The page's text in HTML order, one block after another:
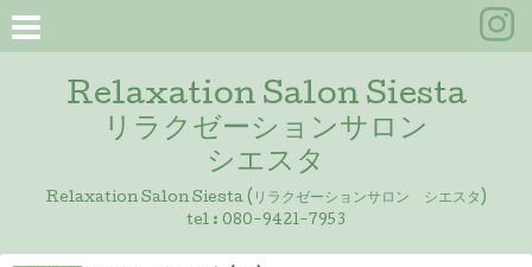
Relaxation Salon Siesta
リラクゼーションサロン
シエスタ
Relaxation Salon Siesta (リラクゼーションサロン シエスタ)
tel : 080-9421-7953